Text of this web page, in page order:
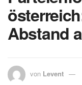
Abstand
von Levent